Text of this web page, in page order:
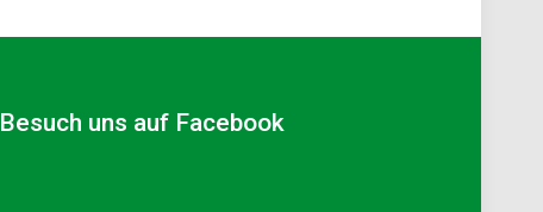
Besuch uns auf Facebook